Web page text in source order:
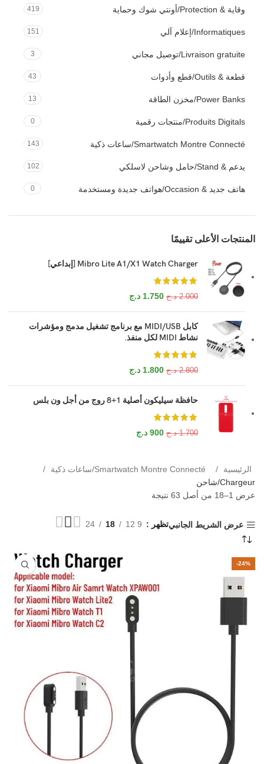
وقاية & Protection/أونتي شوك وحماية 419
Informatiques/إعلام آلي 151
Livraison gratuite/توصيل مجاني 3
قطعة & Outils/قطع وأدوات 43
Power Banks/مخزن الطاقة 13
Produits Digitals/منتجات رقمية 0
Smartwatch Montre Connecté/ساعات ذكية 143
يدعم & Stand/حامل وشاحن لاسلكي 102
هاتف جديد & Occasion/هواتف جديدة ومستخدمة 0
المنتجات الأعلى تقييمًا
Mibro Lite A1/X1 Watch Charger [إبداعي]
2.000 د.ج 1.750 د.ج
كابل MIDI/USB مع برنامج تشغيل مدمج ومؤشرات
نشاط MIDI لكل منفذ.
2.800 د.ج 1.800 د.ج
حافظة سيليكون أصلية 1+8 روج من أجل ون بلس
1.700 د.ج 900 د.ج
الرئيسية
Smartwatch Montre Connecté/ساعات ذكية
Chargeur/شاحن
عرض 1–18 من أصل 63 نتيجة
عرض الشريط الجانبيتظهر 9 12
18
24
-24%